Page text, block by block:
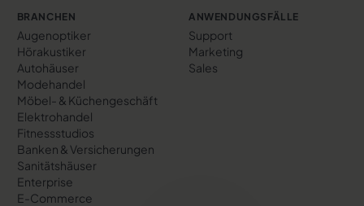
BRANCHEN
Augenoptiker
Hörakustiker
Autohäuser
Modehandel
Möbel- & Küchengeschäft
Elektrohandel
Fitnessstudios
Banken & Versicherungen
Sanitätshäuser
Enterprise
E-Commerce
ANWENDUNGSFÄLLE
Support
Marketing
Sales